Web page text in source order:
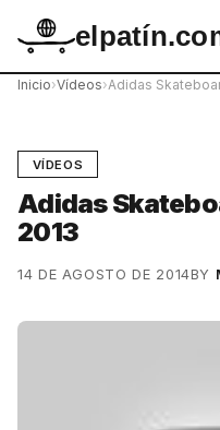
Inicio›Vídeos›Adidas
VÍDEOS
Adidas
2013
14 DE AGOSTO DE 2014BY